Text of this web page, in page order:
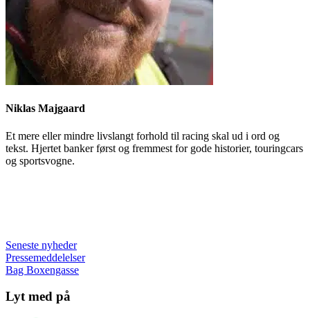
Niklas Majgaard
Et mere eller mindre livslangt forhold til racing skal ud i ord og
tekst. Hjertet banker først og fremmest for gode historier, touringcars
og sportsvogne.
Seneste nyheder
Pressemeddelelser
Bag Boxengasse
Lyt med på